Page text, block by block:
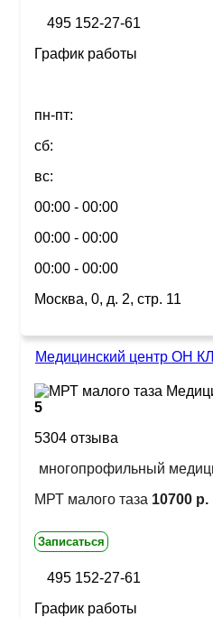
495 152-27-61
График работы
пн-пт:
сб:
вс:
00:00 - 00:00
00:00 - 00:00
00:00 - 00:00
Москва, 0, д. 2, стр. 11
Медицинский центр ОН
5
5304 отзыва
многопрофильный
МРТ малого таза 10700 р.
Записаться
495 152-27-61
График работы